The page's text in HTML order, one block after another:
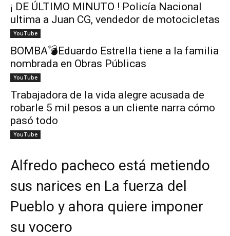
¡ DE ÚLTIMO MINUTO ! Policía Nacional
ultima a Juan CG, vendedor de motocicletas
YouTube
BOMBA💣Eduardo Estrella tiene a la familia
nombrada en Obras Públicas
YouTube
Trabajadora de la vida alegre acusada de
robarle 5 mil pesos a un cliente narra cómo
pasó todo
YouTube
Alfredo pacheco está metiendo
sus narices en La fuerza del
Pueblo y ahora quiere imponer
su vocero